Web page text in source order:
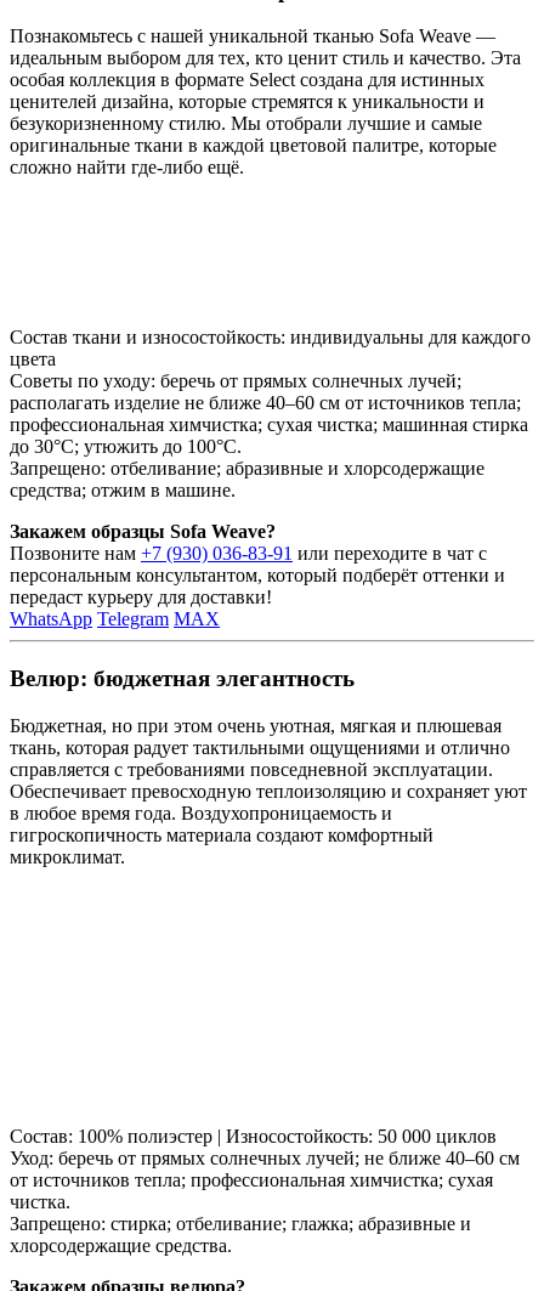
Познакомьтесь с нашей уникальной тканью Sofa Weave —
идеальным выбором для тех, кто ценит стиль и качество. Эта
особая коллекция в формате Select создана для истинных
ценителей дизайна, которые стремятся к уникальности и
безукоризненному стилю. Мы отобрали лучшие и самые
оригинальные ткани в каждой цветовой палитре, которые
сложно найти где-либо ещё.
Состав ткани и износостойкость: индивидуальны для каждого
цвета
Советы по уходу: беречь от прямых солнечных лучей;
располагать изделие не ближе 40–60 см от источников тепла;
профессиональная химчистка; сухая чистка; машинная стирка
до 30°C; утюжить до 100°C.
Запрещено: отбеливание; абразивные и хлорсодержащие
средства; отжим в машине.
Закажем образцы Sofa Weave?
Позвоните нам +7 (930) 036-83-91 или переходите в чат с
персональным консультантом, который подберёт оттенки и
передаст курьеру для доставки!
WhatsApp Telegram MAX
Велюр: бюджетная элегантность
Бюджетная, но при этом очень уютная, мягкая и плюшевая
ткань, которая радует тактильными ощущениями и отлично
справляется с требованиями повседневной эксплуатации.
Обеспечивает превосходную теплоизоляцию и сохраняет уют
в любое время года. Воздухопроницаемость и
гигроскопичность материала создают комфортный
микроклимат.
Состав: 100% полиэстер | Износостойкость: 50 000 циклов
Уход: беречь от прямых солнечных лучей; не ближе 40–60 см
от источников тепла; профессиональная химчистка; сухая
чистка.
Запрещено: стирка; отбеливание; глажка; абразивные и
хлорсодержащие средства.
Закажем образцы велюра?